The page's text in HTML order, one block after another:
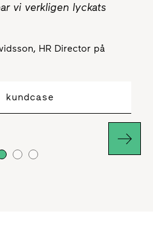
vi verkligen lyckats
HR Director på
kundcase